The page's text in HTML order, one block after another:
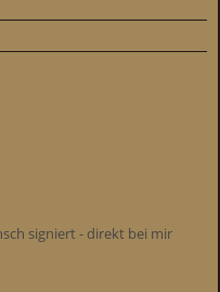
signiert - direkt bei mir